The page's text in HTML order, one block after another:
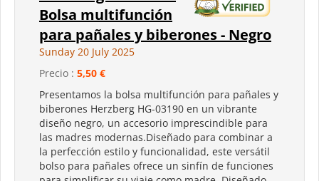
Bolsa multifunción
para pañales y biberones - Negro
Sunday 20 July 2025
Precio : 5,50 €
Presentamos la bolsa multifunción para pañales y
biberones Herzberg HG-03190 en un vibrante
diseño negro, un accesorio imprescindible para
las madres modernas.Diseñado para combinar a
la perfección estilo y funcionalidad, este versátil
bolso para pañales ofrece un sinfín de funciones